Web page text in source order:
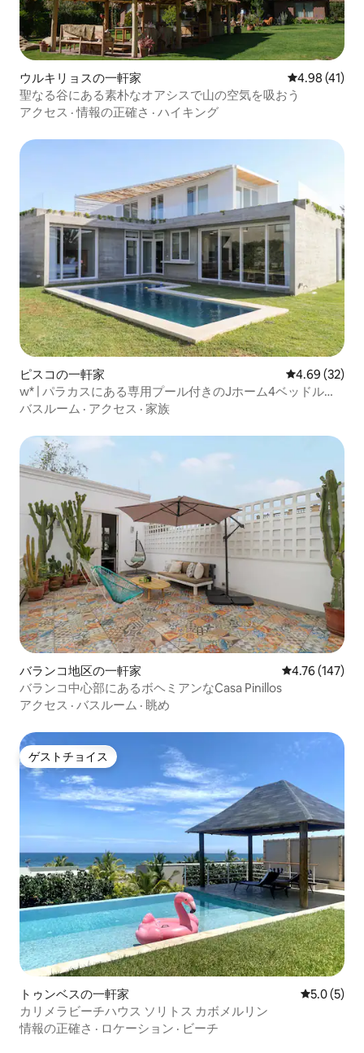
ウルキリョスの一軒家 レビュー41
4.98 (41)
聖なる谷にある素朴なオアシスで山の空気を吸おう
アクセス ·情報の正確さ · ハイキング
ピスコの一軒家 レビュー32
4.69 (32)
w* | パラカスにある専用プール付きのJホーム4ベッドルー
ム
バスルーム · アクセス · 家族
バランコ地区の一軒家 レビュー147
4.76 (147)
バランコ中心部にあるボヘミアンなCasa Pinillos
アクセス · バスルーム · 眺め
ゲストチョイス
ゲストチョイス
トゥンベスの一軒家 レビュー5
5.0 (5)
カリメラビーチハウス ソリトス カボメルリン
情報の正確さ · ロケーション · ビーチ